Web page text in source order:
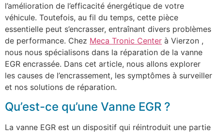
l’amélioration de l’efficacité énergétique de votre
véhicule. Toutefois, au fil du temps, cette pièce
essentielle peut s’encrasser, entraînant divers problèmes
de performance. Chez Meca Tronic Center à Vierzon ,
nous nous spécialisons dans la réparation de la vanne
EGR encrassée. Dans cet article, nous allons explorer
les causes de l’encrassement, les symptômes à surveiller
et nos solutions de réparation.
Qu’est-ce qu’une Vanne EGR ?
La vanne EGR est un dispositif qui réintroduit une partie